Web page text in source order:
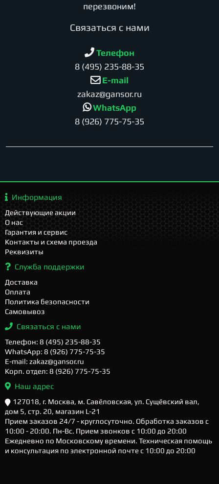
перезвоним!
Cвязаться с нами
Телефон
8 (495) 235-88-35
E-mail
zakaz@gansor.ru
WhatsApp
8 (926) 775-75-35
Информация
Действующие акции
О нас
Гарантия и сервис
Контакты и схема проезда
Реквизиты
Служба поддержки
Доставка
Оплата
Политика безопасности
Самовывоз
Связаться с нами
Телефон: 8 (495) 235-88-35
WhatsApp: 8 (926) 775-75-35
E-mail: zakaz@gansor.ru
Корп. отдел: 8 (926) 775-75-35
Наш адрес
127018, г. Москва, м. Савёловская, ул. Сущёвский вал,
дом 5, стр. 20, магазин L-21
Прием заказов 24/7 - круглосуточно. Обработка заказов с
10:00 - 20:00. Пн-Вс. Прием звонков с 10:00 до 20:00
Ежедневно по Московскому времени. Техническая помощь
и консультация по электронной почте с 10:00 до 20:00